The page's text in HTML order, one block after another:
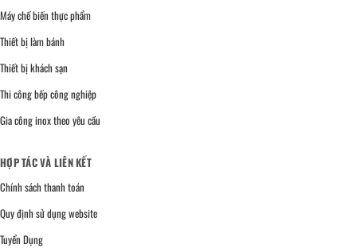
Máy chế biến thực phẩm
Thiết bị làm bánh
Thiết bị khách sạn
Thi công bếp công nghiệp
Gia công inox theo yêu cầu
HỢP TÁC VÀ LIÊN KẾT
Chính sách thanh toán
Quy định sử dụng website
Tuyển Dụng